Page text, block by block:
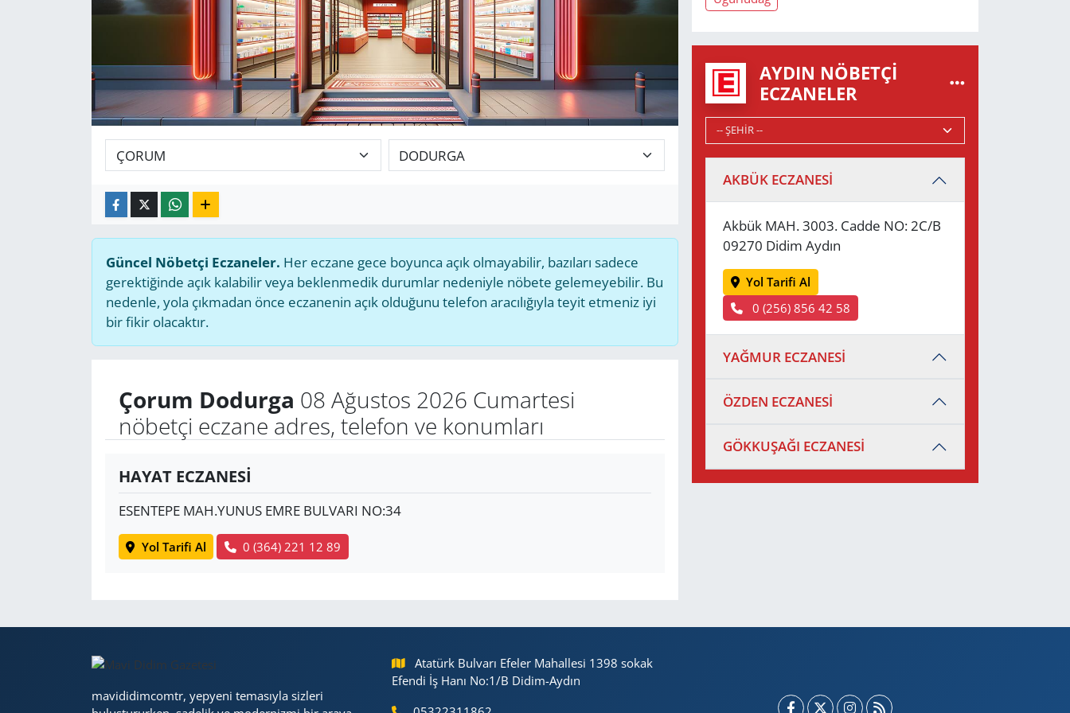
Güncel Nöbetçi Eczaneler. Her eczane gece boyunca açık olmayabilir, bazıları sadece
gerektiğinde açık kalabilir veya beklenmedik durumlar nedeniyle nöbete gelemeyebilir. Bu
nedenle, yola çıkmadan önce eczanenin açık olduğunu telefon aracılığıyla teyit etmeniz iyi
bir fikir olacaktır.
Çorum Dodurga 08 Ağustos 2026 Cumartesi
nöbetçi eczane adres, telefon ve konumları
HAYAT ECZANESİ
ESENTEPE MAH.YUNUS EMRE BULVARI NO:34
Yol Tarifi Al 0 (364) 221 12 89
AYDIN NÖBETÇI
ECZANELER
AKBÜK ECZANESİ
Akbük MAH. 3003. Cadde NO: 2C/B
09270 Didim Aydın
Yol Tarifi Al
0 (256) 856 42 58
YAĞMUR ECZANESİ
ÖZDEN ECZANESİ
GÖKKUŞAĞI ECZANESİ
mavididimcomtr, yepyeni temasıyla sizleri
Atatürk Bulvarı Efeler Mahallesi 1398 sokak
Efendi İş Hanı No:1/B Didim-Aydın
HABERDE İNSAN
KÜLTÜR SANAT
POLİTİKA